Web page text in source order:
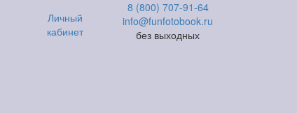
Личный
кабинет
8 (800) 707-91-64
info@funfotobook.ru
без выходных